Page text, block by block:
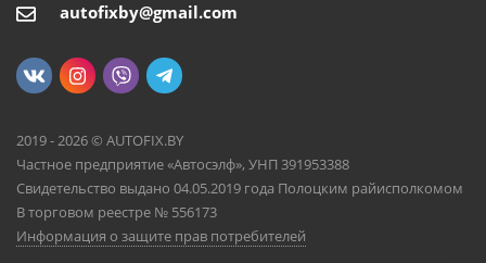
autofixby@gmail.com
2019 - 2026 © AUTOFIX.BY
Частное предприятие «Автосэлф», УНП 391953388
Свидетельство выдано 04.05.2019 года Полоцким райисполкомом
В торговом реестре № 556173
Информация о защите прав потребителей